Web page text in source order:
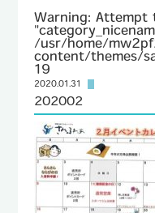
FAX
Warning: Attempt
/usr/home/
content/themes/
19
2020.01.31
202002